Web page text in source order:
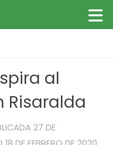
al
Risaralda
27 DE